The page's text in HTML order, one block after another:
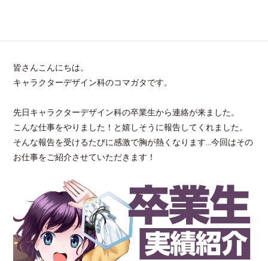
皆さんこんにちは。
キャラクターデザイン科のコマガタです。
先日キャラクターデザイン科の卒業生から連絡が来ました。
こんな仕事をやりました！と嬉しそうに報告してくれました。
そんな報告を受けるたびに感激で胸が熱くなります…今回はその
お仕事をご紹介させていただきます！